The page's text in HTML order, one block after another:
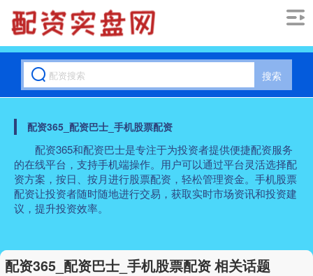
搜索
配资365_配资巴士_手机股票配资
配资365和配资巴士是专注于为投资者提供便捷配资服务
的在线平台，支持手机端操作。用户可以通过平台灵活选择配
资方案，按日、按月进行股票配资，轻松管理资金。手机股票
配资让投资者随时随地进行交易，获取实时市场资讯和投资建
议，提升投资效率。
配资365_配资巴士_手机股票配资 相关话题